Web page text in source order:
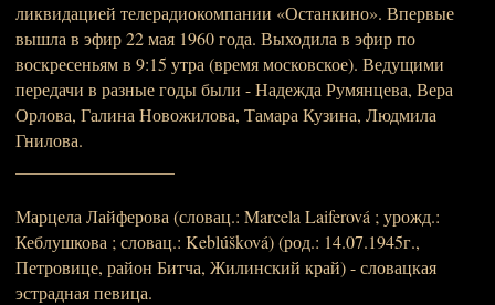
ликвидацией телерадиокомпании «Останкино». Впервые
вышла в эфир 22 мая 1960 года. Выходила в эфир по
воскресеньям в 9:15 утра (время московское). Ведущими
передачи в разные годы были - Надежда Румянцева, Вера
Орлова, Галина Новожилова, Тамара Кузина, Людмила
Гнилова.
Марцела Лайферова (словац.: Marcela Laiferová ; урожд.:
Кеблушкова ; словац.: Keblúšková) (род.: 14.07.1945г.,
Петровице, район Битча, Жилинский край) - словацкая
эстрадная певица.